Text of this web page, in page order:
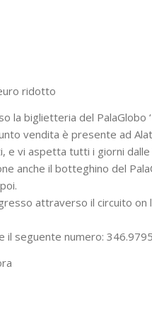
ridotto
biglietteria del PalaGlobo
vendita è presente ad
e vi aspetta tutti i giorni
anche il botteghino del
attraverso il circuito on
il seguente numero: